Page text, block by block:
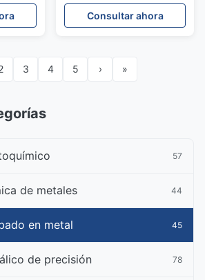
el
industrial y ajuste de
espacios
Consultar ahora
3 4 5 › »
57
de metales 44
en metal 45
de precisión 78